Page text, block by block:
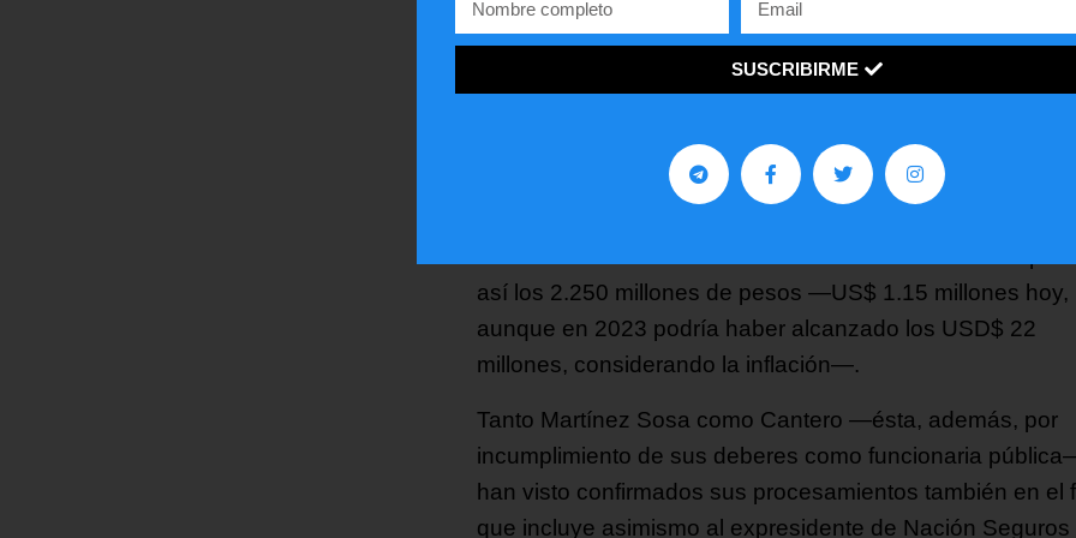
principal cliente de Fernández entre 2010 y 2019, cuando
trabajaba como abogado y lobista.
concentrado cerca del 60% de las comisiones pagadas
2020 y 2023 por la empresa Nación Seguros a todos los
así los 2.250 millones de pesos —US$ 1.15 millones hoy,
aunque en 2023 podría haber alcanzado los USD$ 22
millones, considerando la inflación—.
Tanto Martínez Sosa como Cantero —ésta, además, por
incumplimiento de sus deberes como funcionaria
han visto confirmados sus procesamientos también en el
que incluye asimismo al expresidente de Nación Seguros
SUSCRIBIRME